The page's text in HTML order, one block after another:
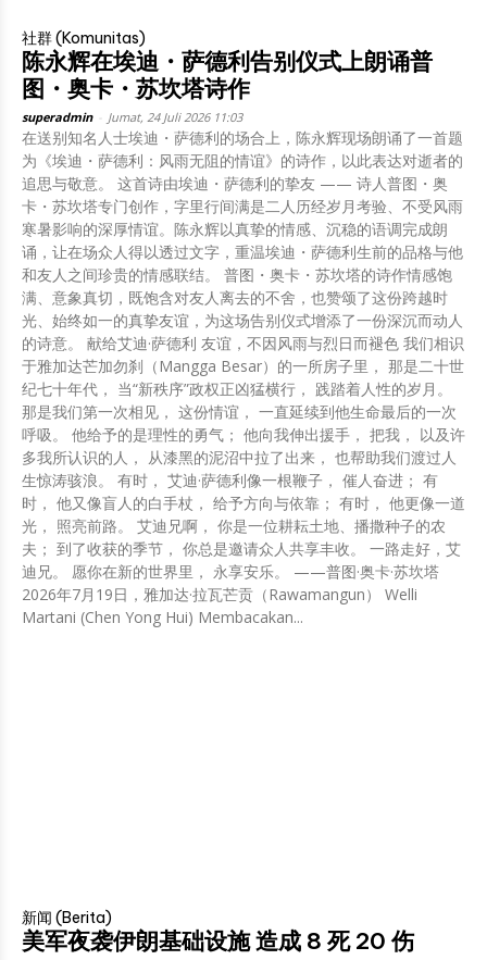
社群 (Komunitas)
陈永辉在埃迪・萨德利告别仪式上朗诵普
图・奥卡・苏坎塔诗作
superadmin Jumat, 24 Juli 2026 11:03
在送别知名人士埃迪・萨德利的场合上，陈永辉现场朗诵了一首题
为《埃迪・萨德利：风雨无阻的情谊》的诗作，以此表达对逝者的
追思与敬意。 这首诗由埃迪・萨德利的挚友 —— 诗人普图・奥
卡・苏坎塔专门创作，字里行间满是二人历经岁月考验、不受风雨
寒暑影响的深厚情谊。陈永辉以真挚的情感、沉稳的语调完成朗
诵，让在场众人得以透过文字，重温埃迪・萨德利生前的品格与他
和友人之间珍贵的情感联结。 普图・奥卡・苏坎塔的诗作情感饱
满、意象真切，既饱含对友人离去的不舍，也赞颂了这份跨越时
光、始终如一的真挚友谊，为这场告别仪式增添了一份深沉而动人
的诗意。 献给艾迪·萨德利 友谊，不因风雨与烈日而褪色 我们相识
于雅加达芒加勿刹（Mangga Besar）的一所房子里， 那是二十世
纪七十年代， 当“新秩序”政权正凶猛横行， 践踏着人性的岁月。
那是我们第一次相见， 这份情谊， 一直延续到他生命最后的一次
呼吸。 他给予的是理性的勇气； 他向我伸出援手， 把我， 以及许
多我所认识的人， 从漆黑的泥沼中拉了出来， 也帮助我们渡过人
生惊涛骇浪。 有时， 艾迪·萨德利像一根鞭子， 催人奋进； 有
时， 他又像盲人的白手杖， 给予方向与依靠； 有时， 他更像一道
光， 照亮前路。 艾迪兄啊， 你是一位耕耘土地、播撒种子的农
夫； 到了收获的季节， 你总是邀请众人共享丰收。 一路走好，艾
迪兄。 愿你在新的世界里， 永享安乐。 ——普图·奥卡·苏坎塔
2026年7月19日，雅加达·拉瓦芒贡（Rawamangun） Welli
Martani (Chen Yong Hui) Membacakan...
新闻 (Berita)
美军夜袭伊朗基础设施 造成 8 死 20 伤